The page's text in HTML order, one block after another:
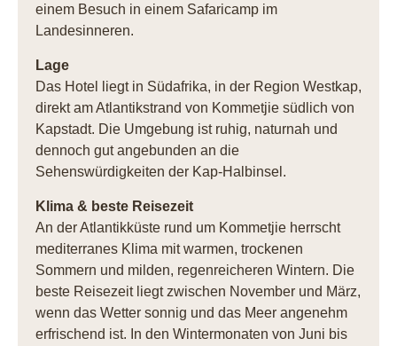
einem Besuch in einem Safaricamp im
Landesinneren.
Lage
Das Hotel liegt in Südafrika, in der Region Westkap,
direkt am Atlantikstrand von Kommetjie südlich von
Kapstadt. Die Umgebung ist ruhig, naturnah und
dennoch gut angebunden an die
Sehenswürdigkeiten der Kap-Halbinsel.
Klima & beste Reisezeit
An der Atlantikküste rund um Kommetjie herrscht
mediterranes Klima mit warmen, trockenen
Sommern und milden, regenreicheren Wintern. Die
beste Reisezeit liegt zwischen November und März,
wenn das Wetter sonnig und das Meer angenehm
erfrischend ist. In den Wintermonaten von Juni bis